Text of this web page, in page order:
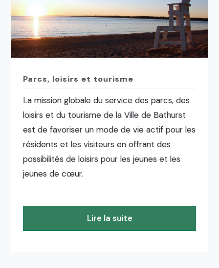
Parcs, loisirs et tourisme
La mission globale du service des parcs, des
loisirs et du tourisme de la Ville de Bathurst
est de favoriser un mode de vie actif pour les
résidents et les visiteurs en offrant des
possibilités de loisirs pour les jeunes et les
jeunes de cœur.
Lire la suite